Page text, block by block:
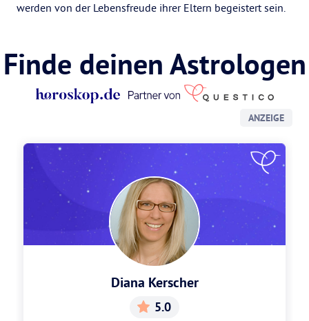
werden von der Lebensfreude ihrer Eltern begeistert sein.
Finde deinen Astrologen
ANZEIGE
Diana Kerscher
5.0